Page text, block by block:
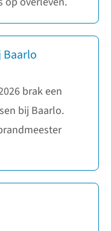
Baarlo
brak een
bij Baarlo.